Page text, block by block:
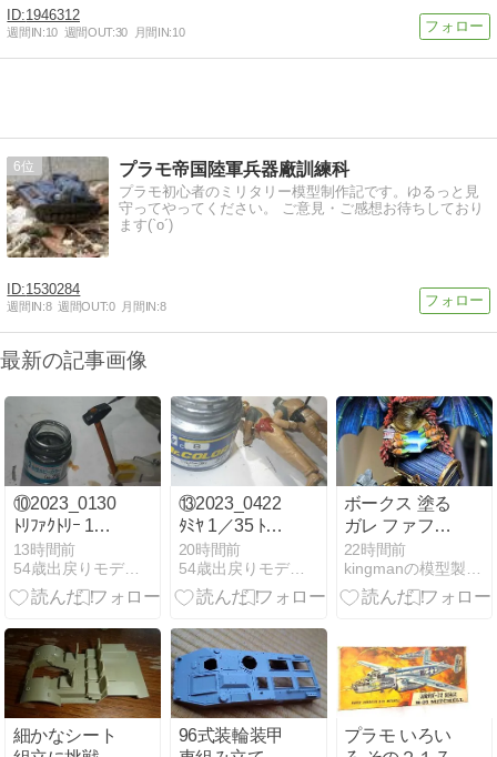
1946312
週間IN:10 週間OUT:30 月間IN:10
6 プラモ帝国陸軍兵器廠訓練科
プラモ初心者のミリタリー模型制作記です。ゆるっと見
守ってやってください。 ご意見・ご感想お待ちしており
ます(`o´)
1530284
週間IN:8 週間OUT:0 月間IN:8
最新の記事画像
⑩2023_0130
ﾄﾘﾌｧｸﾄﾘｰ 1／1
ﾄﾞｲﾂ iiiiv号戦
車 40cm履帯
(中期型) おま
膜剥がし
13時間前
54歳出戻りモデラー奮戦記
⑬2023_0422
ﾀﾐﾔ 1／35 ﾄﾞｲﾂ
対戦車自走砲ﾏ
ｰﾀﾞｰIII (Pak36)
野戦整備ｾｯﾄ
塗装-2
20時間前
54歳出戻りモデラー奮戦記
ボークス 塗る
ガレ ファフニ
ール #05 宝
石、宝剣、瞳
等の塗装と仕
22時間前
細かなシート
96式装輪装甲
プラモ いろい